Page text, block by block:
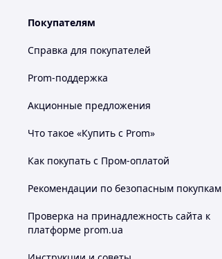
Покупателям
Справка для покупателей
Prom-поддержка
Акционные предложения
Что такое «Купить с Prom»
Как покупать с Пром-оплатой
Рекомендации по безопасным покупкам
Проверка на принадлежность сайта к
платформе prom.ua